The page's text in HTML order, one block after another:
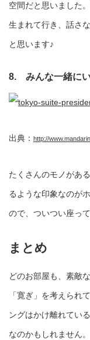
空間だと思いました
生まれて行き、話さ
と思います♪
8. みんな一緒に
出典： http://
たくさんのモノがあ
るような印象なのが
ので、ついつい座っ
まとめ
どのお部屋も、素敵
「寛ぎ」を考えられ
ングはかけ離れてい
なのかもしれません。